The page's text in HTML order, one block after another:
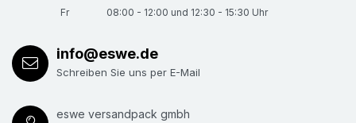
Fr
08:00 - 12:00 und 12:30 - 15:30 Uhr
info@eswe.de
Schreiben Sie uns per E-Mail
eswe versandpack gmbh